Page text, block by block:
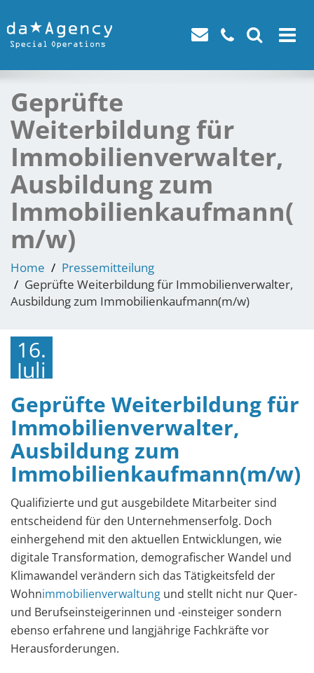
Toggle
Geprüfte
Weiterbildung für
Immobilienverwalter,
Ausbildung zum
Immobilienkaufmann(
m/w)
Home
Pressemitteilung
Geprüfte Weiterbildung für Immobilienverwalter,
Ausbildung zum Immobilienkaufmann(m/w)
16.
Juli
2019
Geprüfte Weiterbildung für
Immobilienverwalter,
Ausbildung zum
Immobilienkaufmann(m/w)
Qualifizierte und gut ausgebildete Mitarbeiter sind
entscheidend für den Unternehmenserfolg. Doch
einhergehend mit den aktuellen Entwicklungen, wie
digitale Transformation, demografischer Wandel und
Klimawandel verändern sich das Tätigkeitsfeld der
Wohnimmobilienverwaltung und stellt nicht nur Quer-
und Berufseinsteigerinnen und -einsteiger sondern
ebenso erfahrene und langjährige Fachkräfte vor
Herausforderungen.